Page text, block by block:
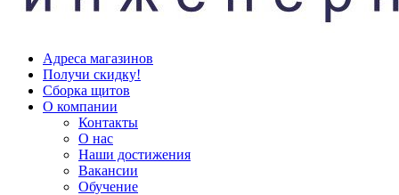
Адреса магазинов
Получи скидку!
Сборка щитов
О компании
Контакты
О нас
Наши достижения
Вакансии
Обучение